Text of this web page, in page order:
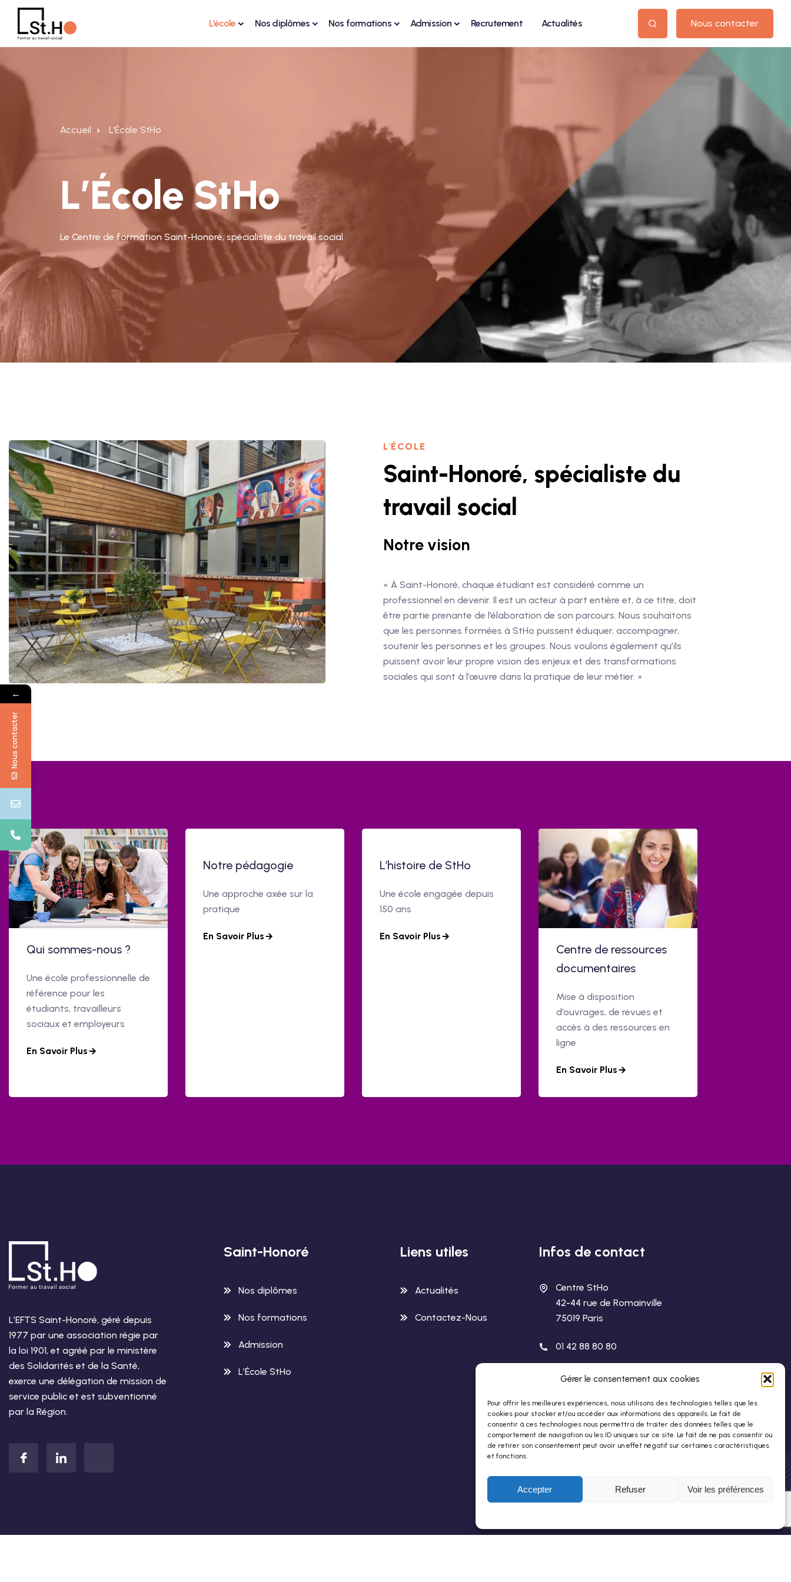
Gérer le consentement aux cookies
Pour offrir les meilleures expériences, nous utilisons des technologies telles que les
cookies pour stocker et/ou accéder aux informations des appareils. Le fait de
consentir à ces technologies nous permettra de traiter des données telles que le
comportement de navigation ou les ID uniques sur ce site. Le fait de ne pas consentir ou
de retirer son consentement peut avoir un effet négatif sur certaines caractéristiques
et fonctions.
Accepter Refuser Voir les préférences
L’école Nos diplômes Nos formations Admission Recrutement Actualités Nous contacter
Accueil L’École StHo
L’École StHo
Le Centre de formation Saint-Honoré, spécialiste du travail social
L'ÉCOLE
Saint-Honoré, spécialiste du
travail social
Notre vision
« À Saint-Honoré, chaque étudiant est considéré comme un
professionnel en devenir. Il est un acteur à part entière et, à ce titre, doit
être partie prenante de l’élaboration de son parcours. Nous souhaitons
que les personnes formées à StHo puissent éduquer, accompagner,
soutenir les personnes et les groupes. Nous voulons également qu’ils
puissent avoir leur propre vision des enjeux et des transformations
sociales qui sont à l’œuvre dans la pratique de leur métier. »
Qui sommes-nous ?
Une école professionnelle de
référence pour les
étudiants, travailleurs
sociaux et employeurs
En Savoir Plus
Notre pédagogie
Une approche axée sur la
pratique
En Savoir Plus
L’histoire de StHo
Une école engagée depuis
150 ans
En Savoir Plus
Centre de ressources
documentaires
Mise à disposition
d’ouvrages, de revues et
accès à des ressources en
ligne
En Savoir Plus
L’EFTS Saint-Honoré, géré depuis
1977 par une association régie par
la loi 1901, et agréé par le ministère
des Solidarités et de la Santé,
exerce une délégation de mission de
service public et est subventionné
par la Région.
Saint-Honoré
Nos diplômes
Nos formations
Admission
L’École StHo
Liens utiles
Actualités
Contactez-Nous
Infos de contact
Centre StHo
42-44 rue de Romainville
75019 Paris
01 42 88 80 80
stho@stho.org
←
Nous contacter